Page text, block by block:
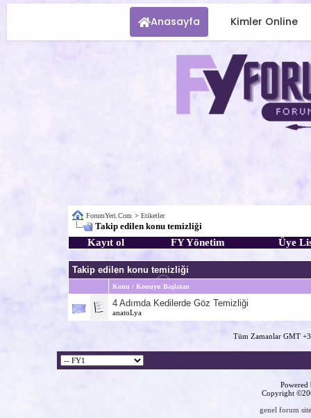
Anasayfa Kimler Online
ForumYeri.Com > Etiketler
Takip edilen konu temizliği
Kayıt ol FY Yönetim Üye
Takip edilen konu temizliği
Konu / Konuyu Başlatan
4 Adımda Kedilerde Göz Temizliği
anatoLya
Tüm Zamanlar GMT
Copyright
genel forum